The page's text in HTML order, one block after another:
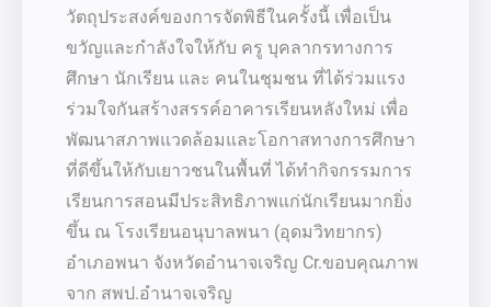
วัตถุประสงค์ของการจัดพิธีในครั้งนี้ เพื่อเป็น
ขวัญและกำลังใจให้กับ ครู บุคลากรทางการ
ศึกษา นักเรียน และ คนในชุมชน ที่ได้ร่วมแรง
ร่วมใจกันสร้างสรรค์อาคารเรียนหลังใหม่ เพื่อ
พัฒนาสภาพแวดล้อมและโอกาสทางการศึกษา
ที่ดีขึ้นให้กับเยาวชนในพื้นที่ ได้ทำกิจกรรมการ
เรียนการสอนมีประสิทธิภาพแก่นักเรียนมากยิ่ง
ขึ้น ณ โรงเรียนอนุบาลพนา (อุดมวิทยากร)
อำเภอพนา จังหวัดอำนาจเจริญ Cr.ขอบคุณภาพ
จาก สพป.อำนาจเจริญ